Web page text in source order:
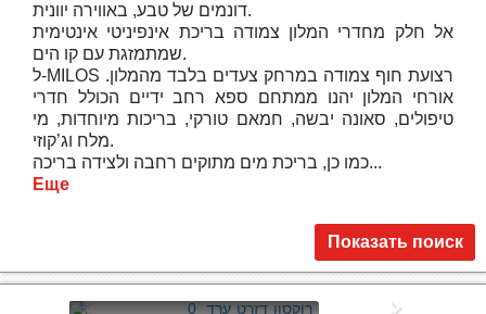
דונמים של טבע, באווירה יוונית.
אל חלק מחדרי המלון צמודה בריכת אינפיניטי אינטימית
שמתמזגת עם קו הים.
ל-MILOS רצועת חוף צמודה במרחק צעדים בלבד מהמלון.
אורחי המלון יהנו ממתחם ספא רחב ידיים הכולל חדרי
טיפולים, סאונה יבשה, חמאם טורקי, בריכות מיוחדות, מי
מלח וג’קוזי.
כמו כן, בריכת מים מתוקים רחבה ולצידה בריכה...
Еще
Показать поиск